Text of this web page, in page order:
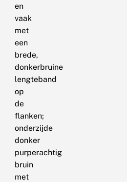
en
vaak
met
een
brede,
donkerbruine
lengteband
op
de
flanken;
onderzijde
donker
purperachtig
bruin
met